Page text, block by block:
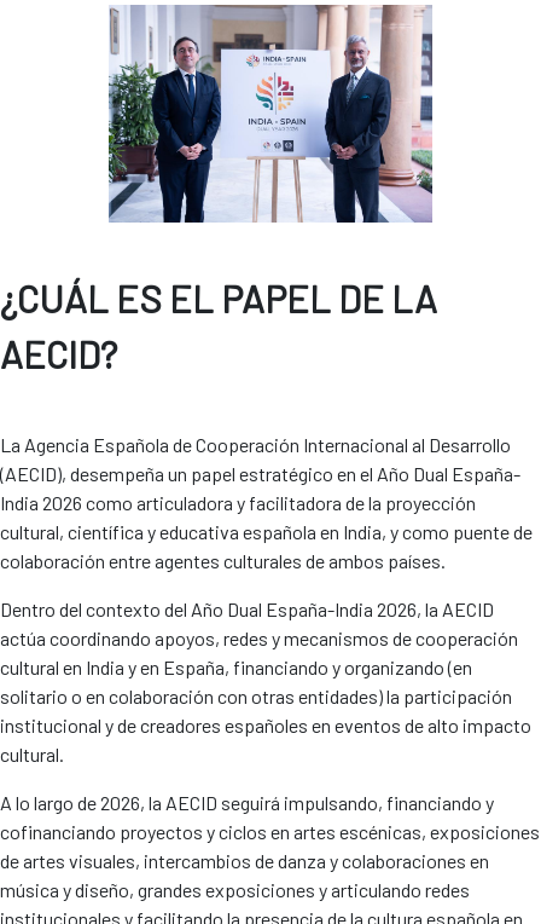
¿CUÁL ES EL PAPEL DE LA
AECID?
La Agencia Española de Cooperación Internacional al Desarrollo
(AECID), desempeña un papel estratégico en el Año Dual España-
India 2026 como articuladora y facilitadora de la proyección
cultural, científica y educativa española en India, y como puente de
colaboración entre agentes culturales de ambos países.
Dentro del contexto del Año Dual España-India 2026, la AECID
actúa coordinando apoyos, redes y mecanismos de cooperación
cultural en India y en España, financiando y organizando (en
solitario o en colaboración con otras entidades) la participación
institucional y de creadores españoles en eventos de alto impacto
cultural.
A lo largo de 2026, la AECID seguirá impulsando, financiando y
cofinanciando proyectos y ciclos en artes escénicas, exposiciones
de artes visuales, intercambios de danza y colaboraciones en
música y diseño, grandes exposiciones y articulando redes
institucionales y facilitando la presencia de la cultura española en